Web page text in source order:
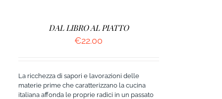
DAL LIBRO AL PIATTO
€22.00
La ricchezza di sapori e lavorazioni delle
materie prime che caratterizzano la cucina
italiana affonda le proprie radici in un passato